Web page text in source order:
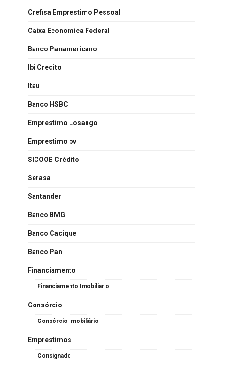
Crefisa Emprestimo Pessoal
Caixa Economica Federal
Banco Panamericano
Ibi Credito
Itau
Banco HSBC
Emprestimo Losango
Emprestimo bv
SICOOB Crédito
Serasa
Santander
Banco BMG
Banco Cacique
Banco Pan
Financiamento
Financiamento Imobiliario
Consórcio
Consórcio Imobiliário
Emprestimos
Consignado